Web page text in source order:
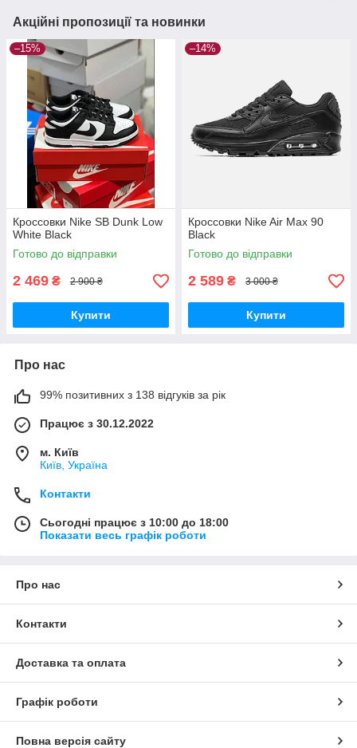
Акційні пропозиції та новинки
–15%
Кроссовки Nike SB Dunk Low
White Black
Готово до відправки
2 469 ₴ 2 900 ₴
Купити
–14%
Кроссовки Nike Air Max 90
Black
Готово до відправки
2 589 ₴ 3 000 ₴
Купити
Про нас
99% позитивних з 138 відгуків за рік
Працює з 30.12.2022
м. Київ
Київ, Україна
Контакти
Сьогодні працює з 10:00 до 18:00
Показати весь графік роботи
Про нас
Контакти
Доставка та оплата
Графік роботи
Повна версія сайту